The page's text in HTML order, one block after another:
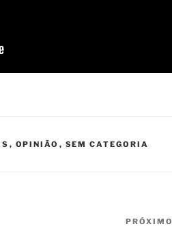
, OPINIÃO , SEM CATEGORIA
PRÓXIMO